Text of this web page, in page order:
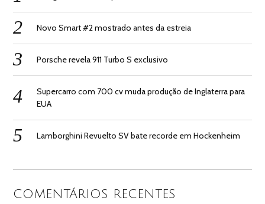
Novo Smart #2 mostrado antes da estreia
Porsche revela 911 Turbo S exclusivo
Supercarro com 700 cv muda produção de Inglaterra para
EUA
Lamborghini Revuelto SV bate recorde em Hockenheim
COMENTÁRIOS RECENTES